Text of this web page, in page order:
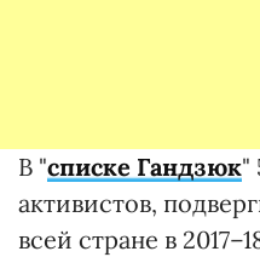
В "списке Гандзюк"
активистов,
всей стране в